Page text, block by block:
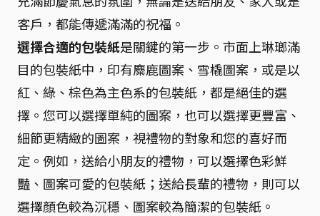
客戶，都能傳遞滿滿的祝福。
選擇合適的包裝紙是關鍵的第一步。市面上琳瑯滿
目的包裝紙中，印有麋鹿圖案、雪橇圖案，或是以
紅、綠、棕色為主色系的包裝紙，都是絕佳的選
擇。您可以選擇單純的圖案，也可以選擇更豐富、
細節更精緻的圖案，視禮物的對象和您的喜好而
定。例如，送給小朋友的禮物，可以選擇色彩鮮
豔、圖案可愛的包裝紙；送給長輩的禮物，則可以
選擇顏色較為沉穩、圖案較為簡潔的包裝紙。